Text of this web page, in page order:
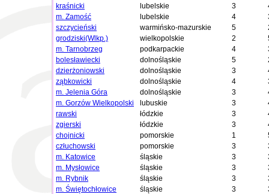
kraśnicki
lubelskie 3
m. Zamość
lubelskie 4
szczycieński
warmińsko-mazurskie 5
grodziski(Wlkp.)
wielkopolskie 2
m. Tarnobrzeg
podkarpackie 4
bolesławiecki
dolnośląskie 5
dzierżoniowski
dolnośląskie 3
ząbkowicki
dolnośląskie 4
m. Jelenia Góra
dolnośląskie 3
m. Gorzów Wielkopolski
lubuskie 3
rawski
łódzkie 3
zgierski
łódzkie 3
chojnicki
pomorskie 1
człuchowski
pomorskie 3
m. Katowice
śląskie 3
m. Mysłowice
śląskie 3
m. Rybnik
śląskie 3
m. Świętochłowice
śląskie 3